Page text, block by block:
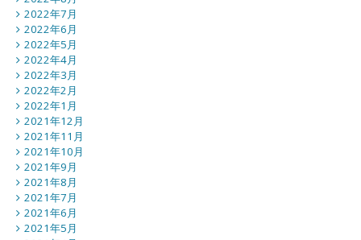
2022年7月
2022年6月
2022年5月
2022年4月
2022年3月
2022年2月
2022年1月
2021年12月
2021年11月
2021年10月
2021年9月
2021年8月
2021年7月
2021年6月
2021年5月